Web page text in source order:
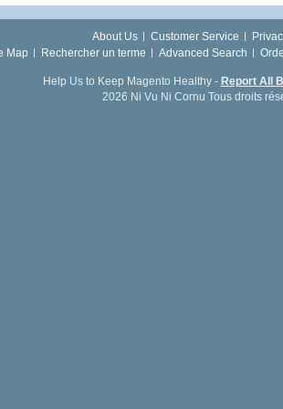
About Us Customer Service
Map
Rechercher un terme Advanced Search
Help Us to Keep Magento Healthy - Report All
2026 Ni Vu Ni Cornu Tous droits